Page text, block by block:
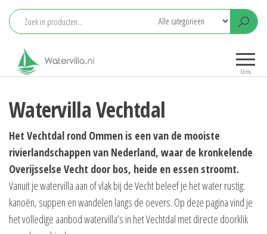
naar
inhoud
watervilla's
aanlegsteiger
Menu
Watervilla Vechtdal
Het Vechtdal rond Ommen is een van de mooiste
rivierlandschappen van Nederland, waar de kronkelende
Overijsselse Vecht door bos, heide en essen stroomt.
Vanuit je watervilla aan of vlak bij de Vecht beleef je het water rustig:
kanoën, suppen en wandelen langs de oevers. Op deze pagina vind je
het volledige aanbod watervilla’s in het Vechtdal met directe doorklik